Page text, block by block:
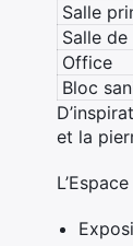
Salle
Salle
Office
Bloc
et la